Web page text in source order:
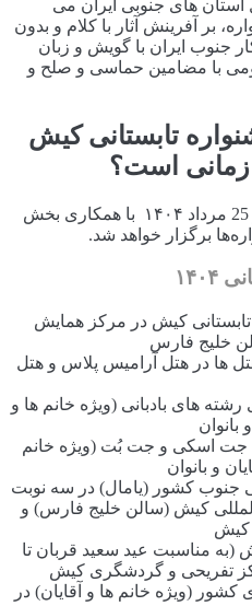
های جنوبی ایران می
بر آفرینش آثار با کلام و بدون
جنوب ایران با گویش و زبان
با مضامین حماسی و صلح و
تابستانی کیش
جشنواره تابستانی کیش از 25 مرداد ۱۴۰۴ با همکاری بخش
برگزار خواهد شد.
تابستانی کیش در مرکز همایش
خلیج فارس
ها در هتل آرامیس پلاس و هتل
های بادبانی (ویژه خانم ها و
بانوان
اسکی و جت بُت (ویژه خانم
و بانوان
جنوب کشور (یامال) در سه نوبت
کیش (سالن خلیج فارس) و
کیش
مناسبت عید سعید قربان تا
تفریحی و گردشگری کیش
کشور (ویژه خانم ها و آقایان) در